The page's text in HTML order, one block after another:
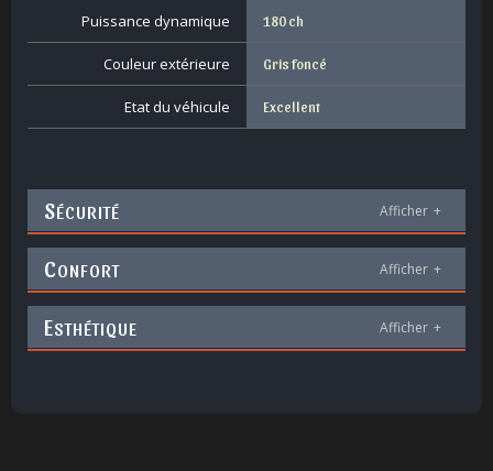
Puissance dynamique 180 ch
Couleur extérieure Gris foncé
Etat du véhicule Excellent
SÉCURITÉ Afficher +
CONFORT Afficher +
ESTHÉTIQUE Afficher +